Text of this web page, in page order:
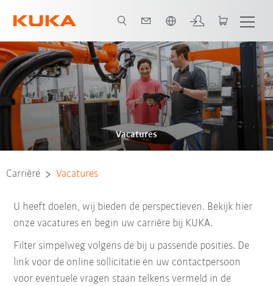
Vacatures
Carrière Vacatures
U heeft doelen, wij bieden de perspectieven. Bekijk hier
onze vacatures en begin uw carrière bij KUKA.
Filter simpelweg volgens de bij u passende posities. De
link voor de online sollicitatie en uw contactpersoon
voor eventuele vragen staan telkens vermeld in de